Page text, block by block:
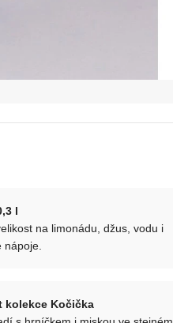
l
na limonádu, džus, vodu i
nápoje.
kolekce Kočička